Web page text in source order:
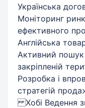
Українська
Моніторинг
ефективного
Англійська
Активний пошук
закріпленій
Розробка і
стратегій
Хобі Ведення